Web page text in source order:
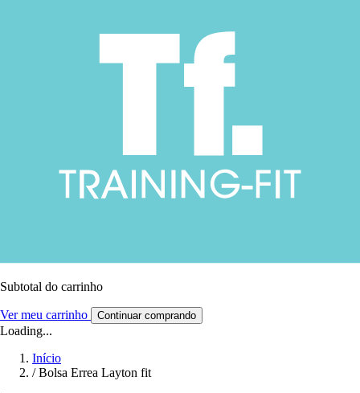
Subtotal do carrinho
Ver meu carrinho Continuar comprando
Loading...
Início
/ Bolsa Errea Layton fit